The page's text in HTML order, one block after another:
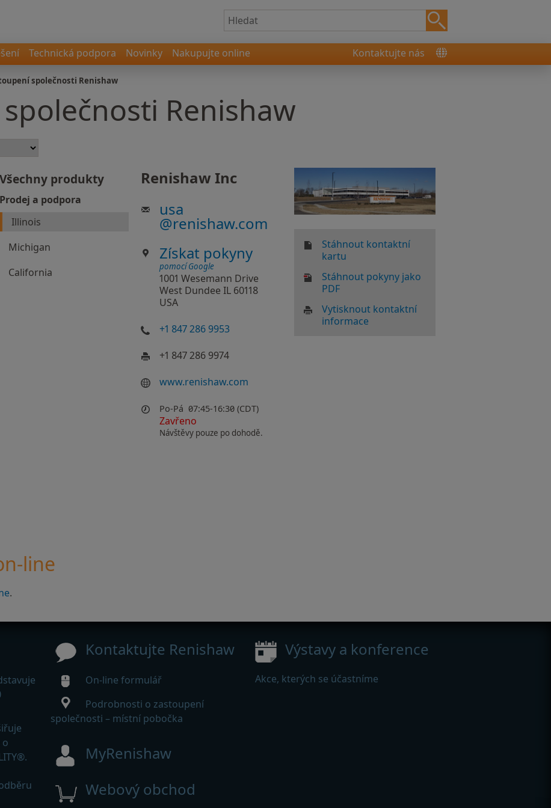
Technická podpora Novinky Nakupujte online Kontaktujte nás
společnosti Renishaw
Renishaw
Všechny produkty
Prodej a podpora
Illinois
Michigan
California
Renishaw Inc
usa
@renishaw.com
Získat pokyny
pomocí Google
1001 Wesemann Drive
West Dundee IL 60118
USA
+1 847 286 9953
+1 847 286 9974
www.renishaw.com
Po-Pá 07:45-16:30 (CDT)
Zavřeno
Návštěvy pouze po dohodě.
Stáhnout kontaktní
kartu
Stáhnout pokyny jako
PDF
Vytisknout kontaktní
informace
line
.
Kontaktujte Renishaw
On-line formulář
Podrobnosti o zastoupení
společnosti – místní pobočka
MyRenishaw
Webový obchod
Výstavy a konference
Akce, kterých se účastníme